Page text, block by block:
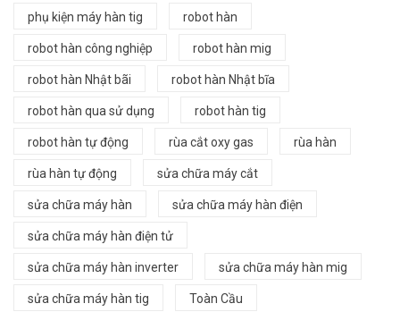
phụ kiện máy hàn tig robot hàn
robot hàn công nghiệp robot hàn mig
robot hàn Nhật bãi robot hàn Nhật bĩa
robot hàn qua sử dụng robot hàn tig
robot hàn tự động rùa cắt oxy gas rùa hàn
rùa hàn tự động sửa chữa máy cắt
sửa chữa máy hàn sửa chữa máy hàn điện
sửa chữa máy hàn điện tử
sửa chữa máy hàn inverter sửa chữa máy hàn mig
sửa chữa máy hàn tig Toàn Cầu